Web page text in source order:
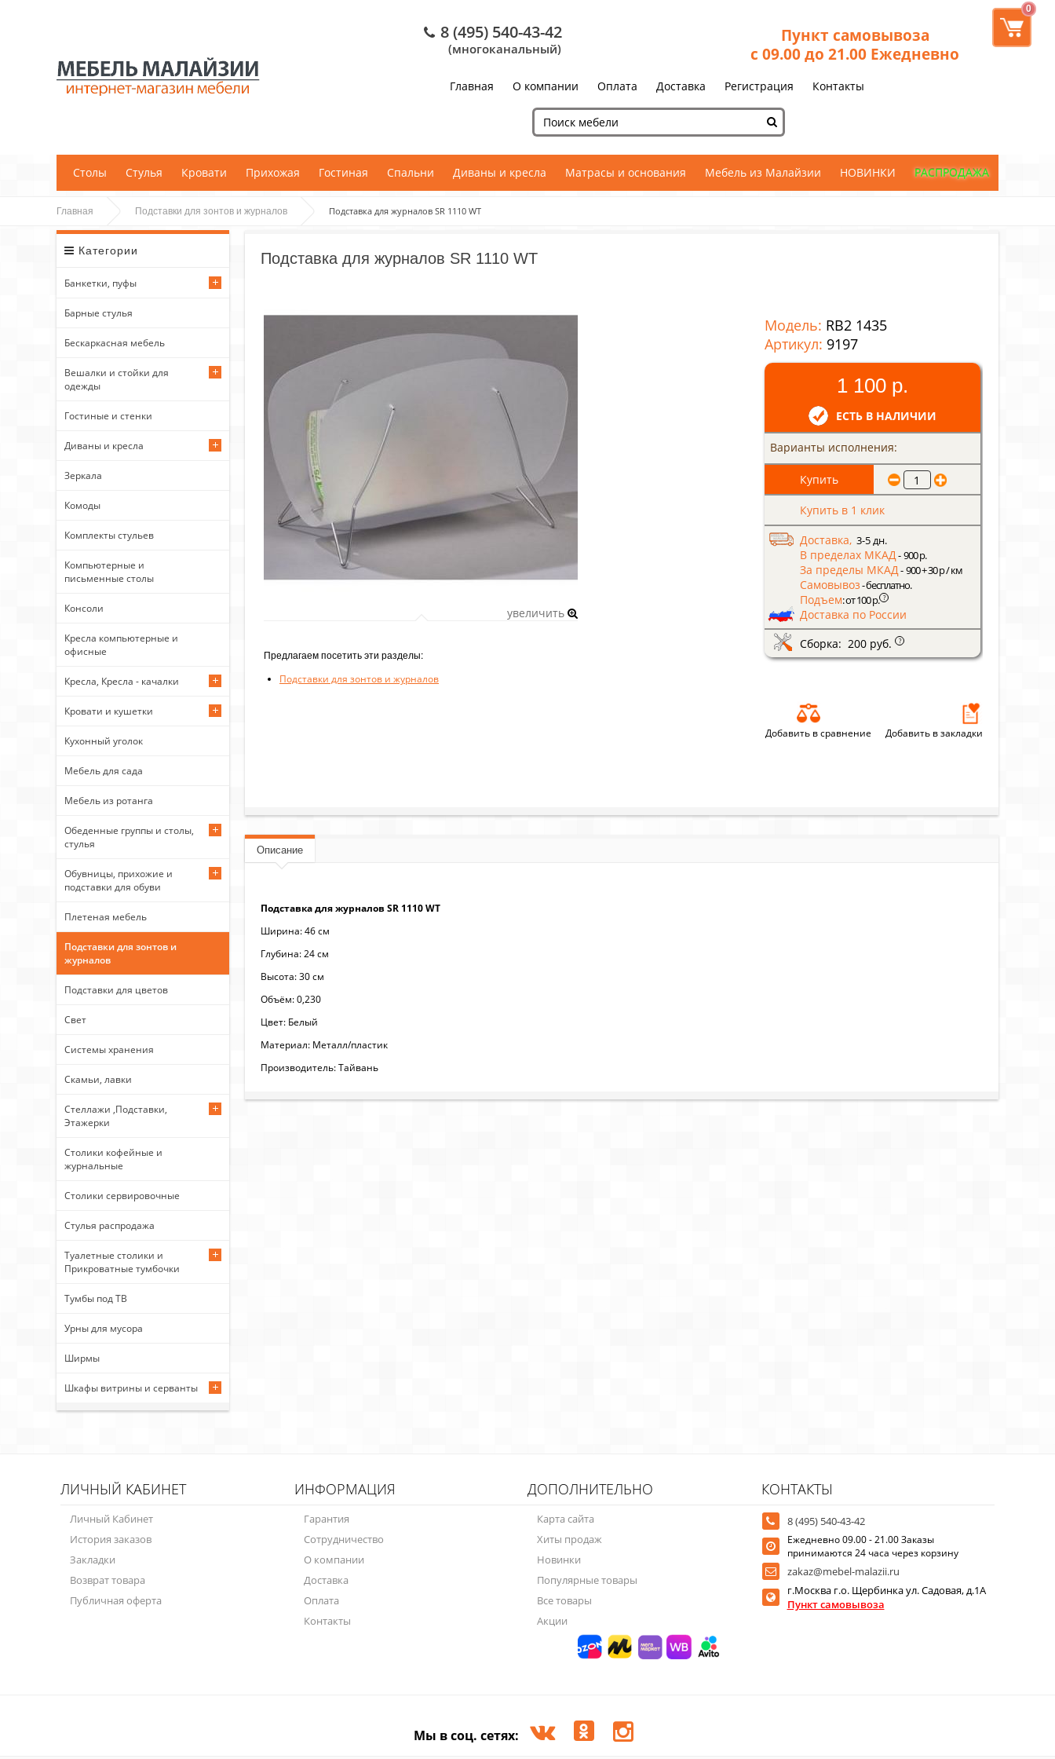
0
8 (495) 540-43-42
(многоканальный)
Пункт самовывоза
с 09.00 до 21.00 Ежедневно
Главная О компании Оплата Доставка Регистрация Контакты
Столы Стулья Кровати Прихожая Гостиная Спальни Диваны и кресла Матрасы и основания Мебель из Малайзии НОВИНКИ РАСПРОДАЖА
Главная Подставки для зонтов и журналов Подставка для журналов SR 1110 WT
Категории
Банкетки, пуфы
Барные стулья
Бескаркасная мебель
Вешалки и стойки для
одежды
Гостиные и стенки
Диваны и кресла
Зеркала
Комоды
Комплекты стульев
Компьютерные и
письменные столы
Консоли
Кресла компьютерные и
офисные
Кресла, Кресла - качалки
Кровати и кушетки
Кухонный уголок
Мебель для сада
Мебель из ротанга
Обеденные группы и столы,
стулья
Обувницы, прихожие и
подставки для обуви
Плетеная мебель
Подставки для зонтов и
журналов
Подставки для цветов
Свет
Системы хранения
Скамьи, лавки
Стеллажи ,Подставки,
Этажерки
Столики кофейные и
журнальные
Столики сервировочные
Стулья распродажа
Туалетные столики и
Прикроватные тумбочки
Тумбы под ТВ
Урны для мусора
Ширмы
Шкафы витрины и серванты
Подставка для журналов SR 1110 WT
увеличить
Предлагаем посетить эти разделы:
Подставки для зонтов и журналов
Модель: RB2 1435
Артикул: 9197
1 100 р.
ЕСТЬ В НАЛИЧИИ
Варианты исполнения:
Купить в 1 клик
Доставка, 3-5 дн.
В пределах МКАД- 900 р.
За пределы МКАД- 900 + 30 р / км
Самовывоз- бесплатно.
Подъем: от 100 р. ?
Доставка по России
Сборка: 200 руб.
?
Добавить в сравнение Добавить в закладки
Описание
Подставка для журналов SR 1110 WT
Ширина: 46 см
Глубина: 24 см
Высота: 30 см
Объём: 0,230
Цвет: Белый
Материал: Металл/пластик
Производитель: Тайвань
ЛИЧНЫЙ КАБИНЕТ
Личный Кабинет
История заказов
Закладки
Возврат товара
Публичная оферта
ИНФОРМАЦИЯ
Гарантия
Сотрудничество
О компании
Доставка
Оплата
Контакты
ДОПОЛНИТЕЛЬНО
Карта сайта
Хиты продаж
Новинки
Популярные товары
Все товары
Акции
КОНТАКТЫ
8 (495) 540-43-42
Ежедневно 09.00 - 21.00 Заказы
принимаются 24 часа через корзину
zakaz@mebel-malazii.ru
г.Москва г.о. Щербинка ул. Садовая, д.1А
Пункт самовывоза
Мы в соц. сетях: